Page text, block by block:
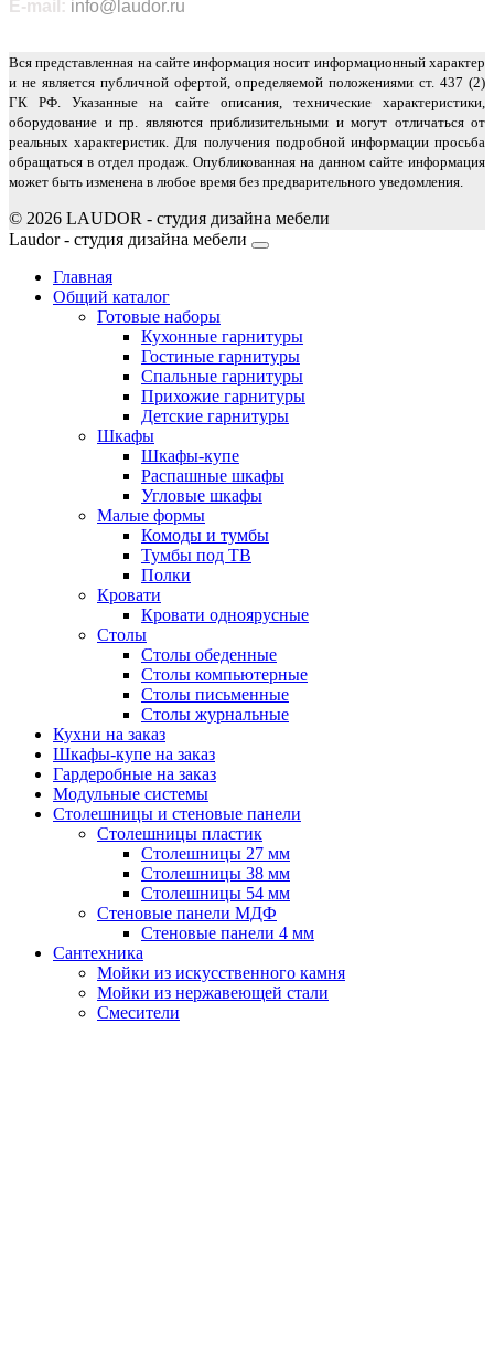
E-mail: info@laudor.ru
Вся представленная на сайте информация носит информационный характер
и не является публичной офертой, определяемой положениями ст. 437 (2)
ГК РФ. Указанные на сайте описания, технические характеристики,
оборудование и пр. являются приблизительными и могут отличаться от
реальных характеристик. Для получения подробной информации просьба
обращаться в отдел продаж. Опубликованная на данном сайте информация
может быть изменена в любое время без предварительного уведомления.
© 2026 LAUDOR - студия дизайна мебели
Joomla! 3 Templates
Laudor - студия дизайна мебели
Главная
Общий каталог
Готовые наборы
Кухонные гарнитуры
Гостиные гарнитуры
Спальные гарнитуры
Прихожие гарнитуры
Детские гарнитуры
Шкафы
Шкафы-купе
Распашные шкафы
Угловые шкафы
Малые формы
Комоды и тумбы
Тумбы под ТВ
Полки
Кровати
Кровати одноярусные
Столы
Столы обеденные
Столы компьютерные
Столы письменные
Столы журнальные
Кухни на заказ
Шкафы-купе на заказ
Гардеробные на заказ
Модульные системы
Столешницы и стеновые панели
Столешницы пластик
Столешницы 27 мм
Столешницы 38 мм
Столешницы 54 мм
Стеновые панели МДФ
Стеновые панели 4 мм
Сантехника
Мойки из искусственного камня
Мойки из нержавеющей стали
Смесители